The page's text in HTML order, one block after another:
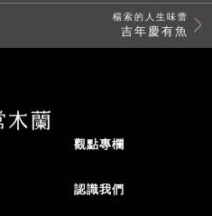
楊索的人生味蕾
吉年慶有魚
觀點專欄
認識我們